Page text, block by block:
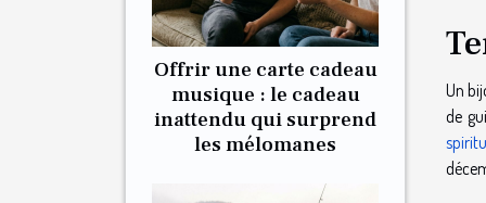
Offrir une carte cadeau
musique : le cadeau
inattendu qui surprend
les mélomanes
Un
de